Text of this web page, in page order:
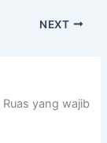
NEXT
Ruas yang wajib